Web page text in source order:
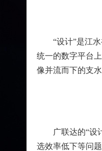
“设计”是江
统一的数字平台
像并流而下的支
广联达的“设
选效率低下等问